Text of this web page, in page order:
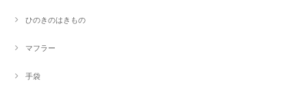
ひのきのはきもの
マフラー
手袋